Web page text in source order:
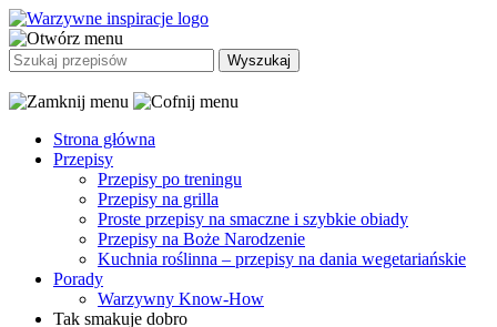
Strona główna
Przepisy
Przepisy po treningu
Przepisy na grilla
Proste przepisy na smaczne i szybkie obiady
Przepisy na Boże Narodzenie
Kuchnia roślinna – przepisy na dania wegetariańskie
Porady
Warzywny Know-How
Tak smakuje dobro